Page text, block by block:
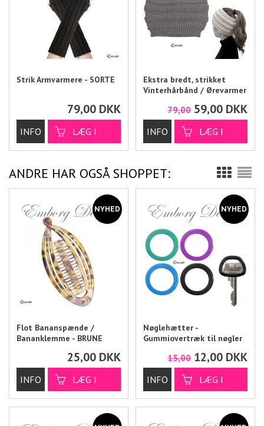
Strik Armvarmere - SORTE
79,00 DKK
Ekstra bredt, strikket
Vinterhårbånd / Ørevarmer
79,00 59,00 DKK
ANDRE HAR OGSÅ SHOPPET:
Flot Bananspænde /
Bananklemme - BRUNE
25,00 DKK
Nøglehætter -
Gummiovertræk til nøgler
15,00 12,00 DKK